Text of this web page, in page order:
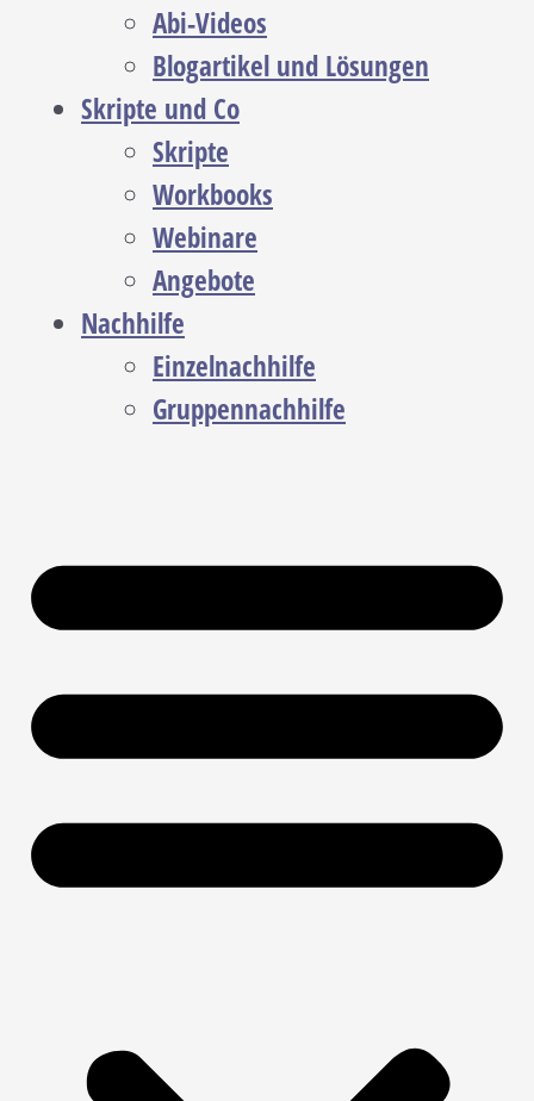
Abi-Videos
Blogartikel und Lösungen
Skripte und Co
Skripte
Workbooks
Webinare
Angebote
Nachhilfe
Einzelnachhilfe
Gruppennachhilfe